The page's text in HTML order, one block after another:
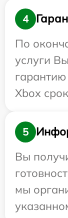
4
По
услуги
Xbox
5
Вы
мы